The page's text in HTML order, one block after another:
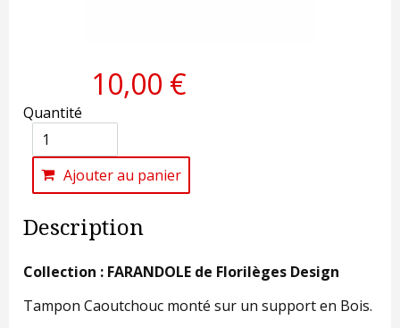
10,00 €
Quantité
Ajouter au panier
Description
Collection : FARANDOLE de Florilèges Design
Tampon Caoutchouc monté sur un support en Bois.